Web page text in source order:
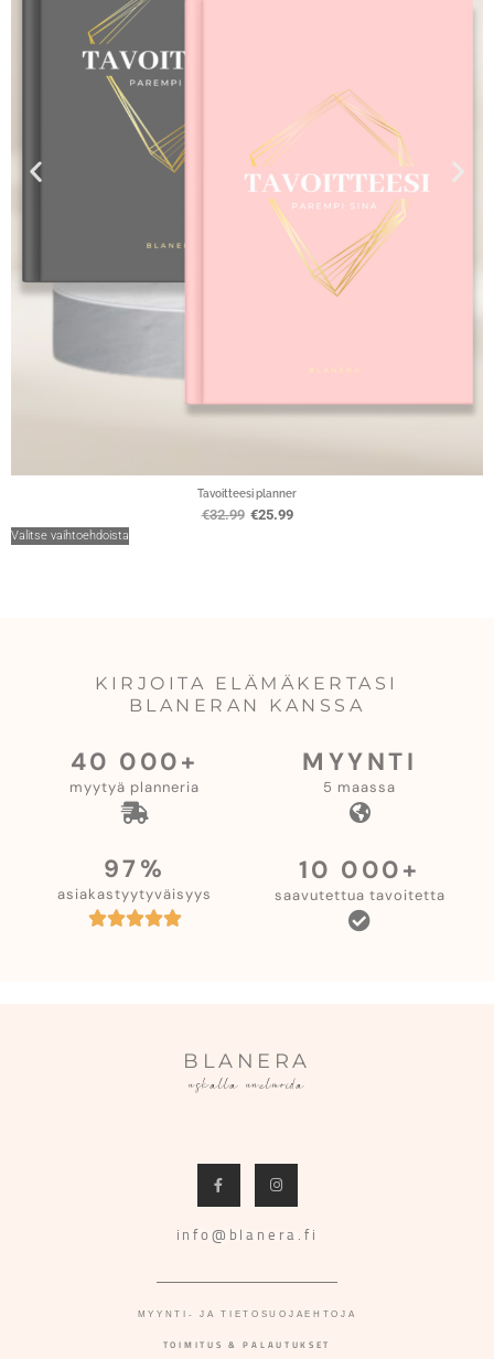
Tavoitteesi planner
€32.99 €25.99
Valitse vaihtoehdoista
KIRJOITA ELÄMÄKERTASI
BLANERAN KANSSA
40 000+
myytyä planneria
MYYNTI
5 maassa
97%
asiakastyytyväisyys
10 000+
saavutettua tavoitetta
BLANERA
uskalla unelmoida
info@blanera.fi
MYYNTI- JA TIETOSUOJAEHTOJA
TOIMITUS & PALAUTUKSET